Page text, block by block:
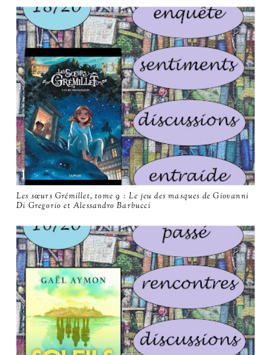
Les sœurs Grémillet, tome 9 : Le jeu des masques de Giovanni
Di Gregorio et Alessandro Barbucci